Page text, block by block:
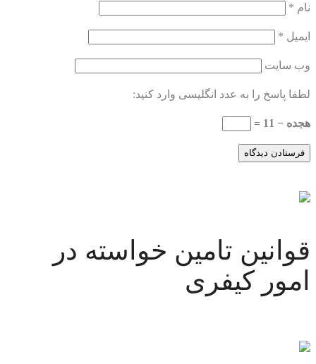
نام *
ایمیل *
وب‌ سایت
لطفا پاسخ را به عدد انگلیسی وارد کنید:
هجده − 11 =
قوانین تامین خواسته در
امور کیفری